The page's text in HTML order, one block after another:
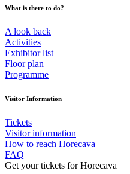
What is there to do?
A look back
Activities
Exhibitor list
Floor plan
Programme
Visitor Information
Tickets
Visitor information
How to reach Horecava
FAQ
Get your tickets for Horecava